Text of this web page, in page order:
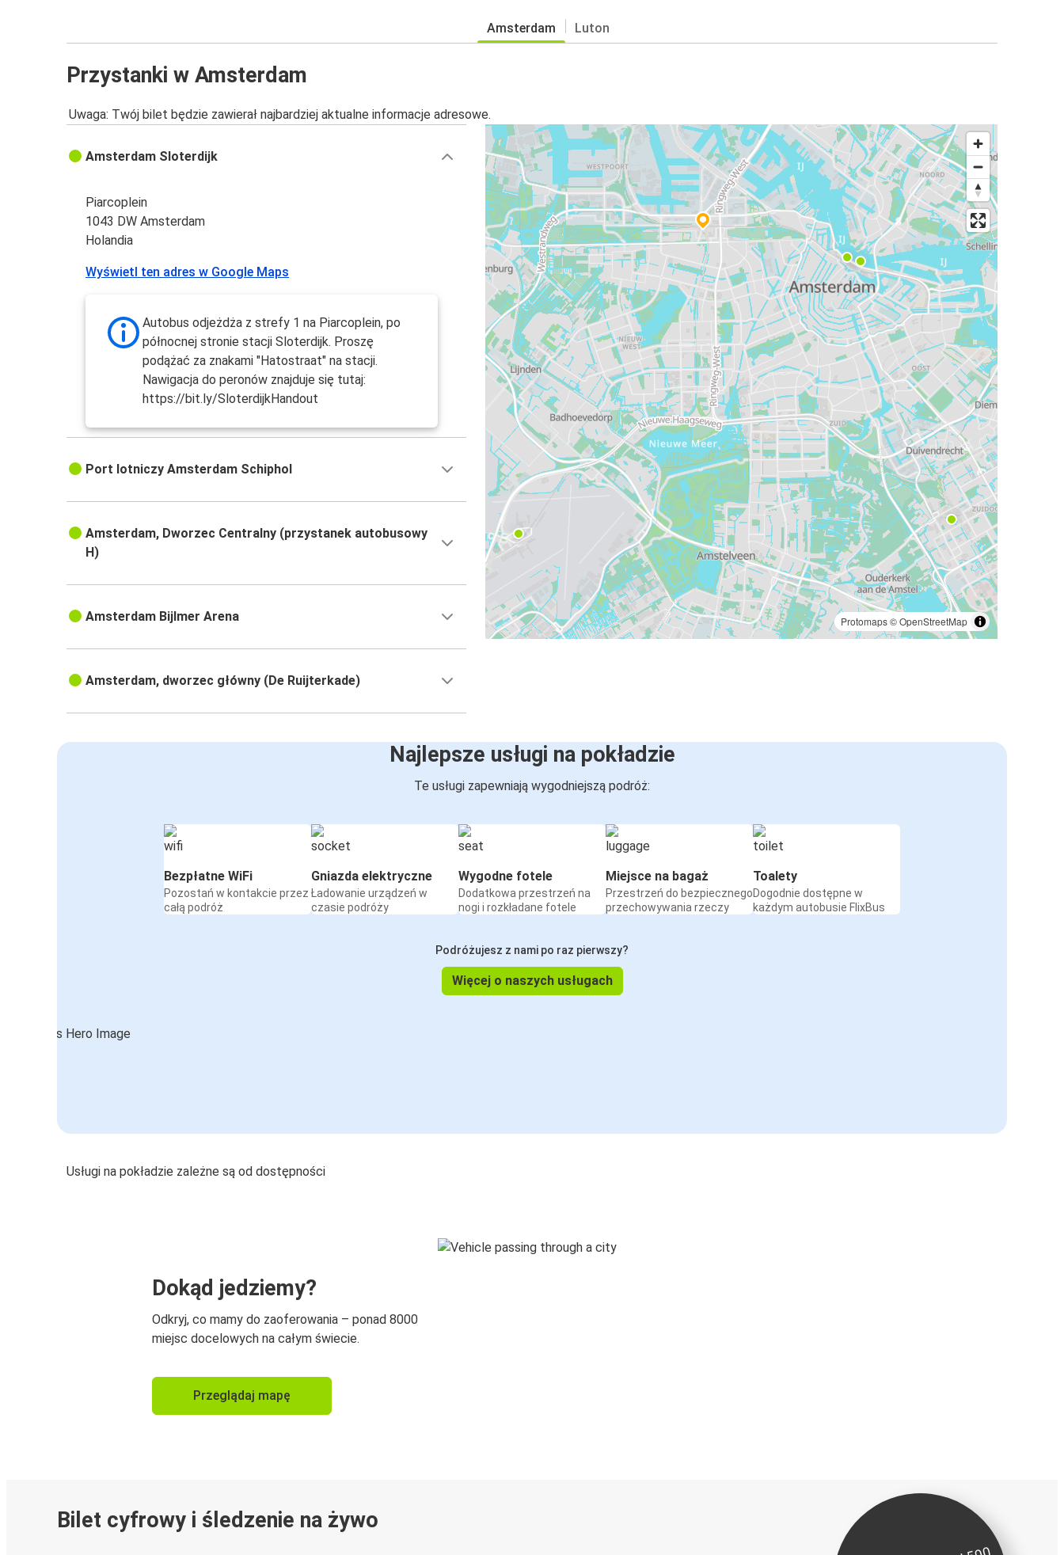
Amsterdam Luton
Przystanki w Amsterdam
Uwaga: Twój bilet będzie zawierał najbardziej aktualne informacje adresowe.
Protomaps©OpenStreetMap
Amsterdam Sloterdijk
Piarcoplein
1043 DW Amsterdam
Holandia
Wyświetl ten adres w Google Maps
Autobus odjeżdża z strefy 1 na Piarcoplein, po
północnej stronie stacji Sloterdijk. Proszę
podążać za znakami "Hatostraat" na stacji.
Nawigacja do peronów znajduje się tutaj:
https://bit.ly/SloterdijkHandout
Port lotniczy Amsterdam Schiphol
Amsterdam, Dworzec Centralny (przystanek autobusowy
H)
Amsterdam Bijlmer Arena
Amsterdam, dworzec główny (De Ruijterkade)
Najlepsze usługi na pokładzie
Te usługi zapewniają wygodniejszą podróż:
Bezpłatne WiFi
Pozostań w kontakcie przez
całą podróż
Gniazda elektryczne
Ładowanie urządzeń w
czasie podróży
Wygodne fotele
Dodatkowa przestrzeń na
nogi i rozkładane fotele
Miejsce na bagaż
Przestrzeń do bezpiecznego
przechowywania rzeczy
Toalety
Dogodnie dostępne w
każdym autobusie FlixBus
Podróżujesz z nami po raz pierwszy?
Więcej o naszych usługach
Usługi na pokładzie zależne są od dostępności
Dokąd jedziemy?
Odkryj, co mamy do zaoferowania – ponad 8000
miejsc docelowych na całym świecie.
Przeglądaj mapę
Bilet cyfrowy i śledzenie na żywo